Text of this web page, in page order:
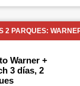
2 PARQUES:
Warner +
3 días, 2